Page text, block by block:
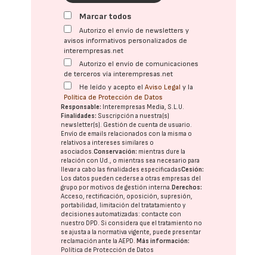
Marcar todos
Autorizo el envío de newsletters y
avisos informativos personalizados de
interempresas.net
Autorizo el envío de comunicaciones
de terceros vía interempresas.net
He leído y acepto elAviso Legal y la
Política de Protección de Datos
Responsable: Interempresas Media, S.L.U.
Finalidades: Suscripción a nuestra(s)
newsletter(s). Gestión de cuenta de usuario.
Envío de emails relacionados con la misma o
relativos a intereses similares o
asociados.Conservación: mientras dure la
relación con Ud., o mientras sea necesario para
llevar a cabo las finalidades especificadasCesión:
Los datos pueden cederse a otras empresas del
grupo por motivos de gestión interna. Derechos:
Acceso, rectificación, oposición, supresión,
portabilidad, limitación del tratatamiento y
decisiones automatizadas: contacte con
nuestro DPD. Si considera que el tratamiento no
se ajusta a la normativa vigente, puede presentar
reclamación ante laAEPD. Más información:
Política de Protección de Datos